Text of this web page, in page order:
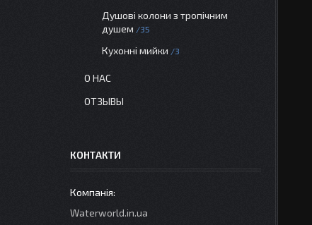
Душові колони з тропічним
душем
35
Кухонні мийки 3
О НАС
ОТЗЫВЫ
КОНТАКТИ
Waterworld.in.ua